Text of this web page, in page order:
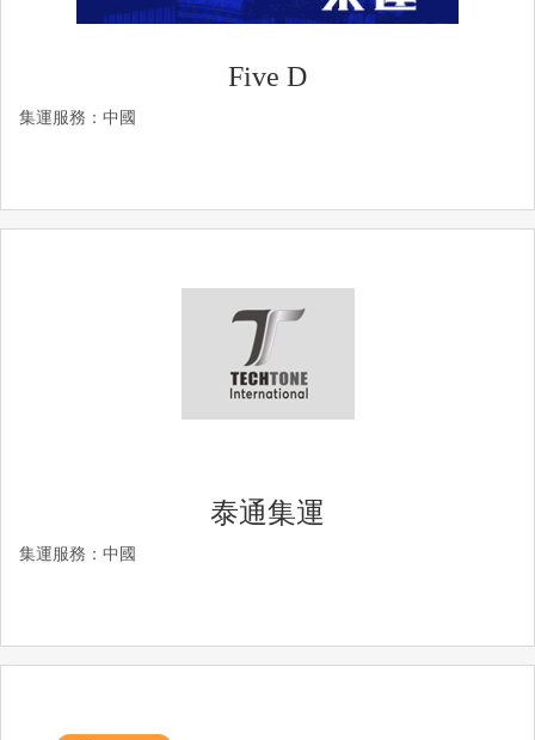
Five D
集運服務：中國
泰通集運
集運服務：中國